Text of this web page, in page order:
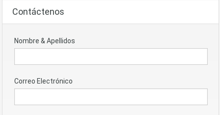
Contáctenos
Nombre & Apellidos
Correo Electrónico